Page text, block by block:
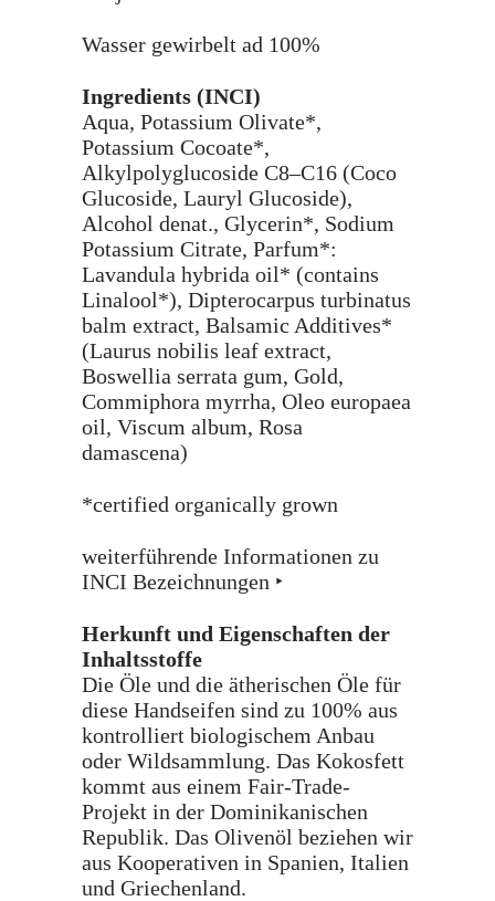
Wasser gewirbelt ad 100%
Ingredients (INCI)
Aqua, Potassium Olivate*,
Potassium Cocoate*,
Alkylpolyglucoside C8–C16 (Coco
Glucoside, Lauryl Glucoside),
Alcohol denat., Glycerin*, Sodium
Potassium Citrate, Parfum*:
Lavandula hybrida oil* (contains
Linalool*), Dipterocarpus turbinatus
balm extract, Balsamic Additives*
(Laurus nobilis leaf extract,
Boswellia serrata gum, Gold,
Commiphora myrrha, Oleo europaea
oil, Viscum album, Rosa
damascena)
*certified organically grown
weiterführende Informationen zu
INCI Bezeichnungen ‣
Herkunft und Eigenschaften der
Inhaltsstoffe
Die Öle und die ätherischen Öle für
diese Handseifen sind zu 100% aus
kontrolliert biologischem Anbau
oder Wildsammlung. Das Kokosfett
kommt aus einem Fair-Trade-
Projekt in der Dominikanischen
Republik. Das Olivenöl beziehen wir
aus Kooperativen in Spanien, Italien
und Griechenland.